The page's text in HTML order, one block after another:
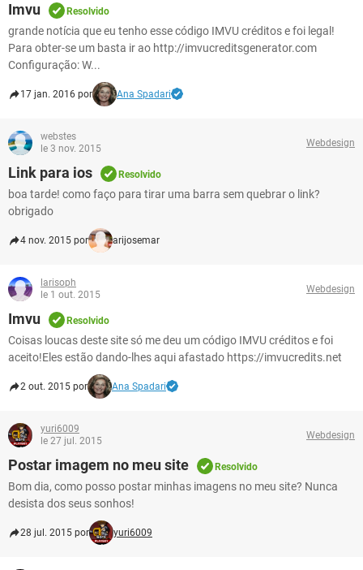
Imvu Resolvido
grande notícia que eu tenho esse código IMVU créditos e foi legal!
Para obter-se um basta ir ao http://imvucreditsgenerator.com
Configuração: W...
17 jan. 2016 por Ana Spadari
webstes
le 3 nov. 2015
Webdesign
Link para ios Resolvido
boa tarde! como faço para tirar uma barra sem quebrar o link?
obrigado
4 nov. 2015 por arijosemar
larisoph
le 1 out. 2015
Webdesign
Imvu Resolvido
Coisas loucas deste site só me deu um código IMVU créditos e foi
aceito!Eles estão dando-lhes aqui afastado https://imvucredits.net
2 out. 2015 por Ana Spadari
yuri6009
le 27 jul. 2015
Webdesign
Postar imagem no meu site Resolvido
Bom dia, como posso postar minhas imagens no meu site? Nunca
desista dos seus sonhos!
28 jul. 2015 por yuri6009